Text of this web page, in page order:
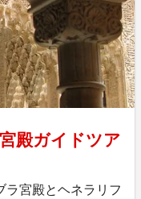
殿ガイドツア
ラ宮殿とヘネラリフ